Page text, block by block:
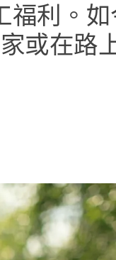
福利。​
或​在​路